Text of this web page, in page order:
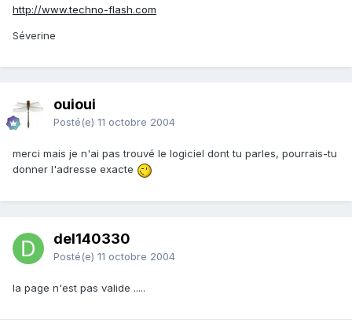
http://www.techno-flash.com
Séverine
ouioui
Posté(e) 11 octobre 2004
merci mais je n'ai pas trouvé le logiciel dont tu parles, pourrais-tu
donner l'adresse exacte
del140330
Posté(e) 11 octobre 2004
la page n'est pas valide .....